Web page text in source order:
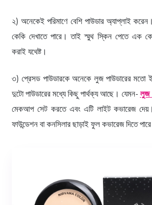
২) অনেকেই পরিমাণে বেশি পাউডার অ্যাপ্লাই
কেকি দেখাতে পারে। তাই স্মুথ স্কিন পেতে এক
করাই যথেষ্ট।
৩) প্রেসড পাউডারকে অনেকে লুজ পাউডারের
দুটো পাউডারের মধ্যে কিছু পার্থক্য আছে। যেমন- লুজ
মেকআপ সেট করতে এবং এটি লাইট কভারেজ
ফাউন্ডেশন বা কনসিলার ছাড়াই ফুল কভারেজ দিতে